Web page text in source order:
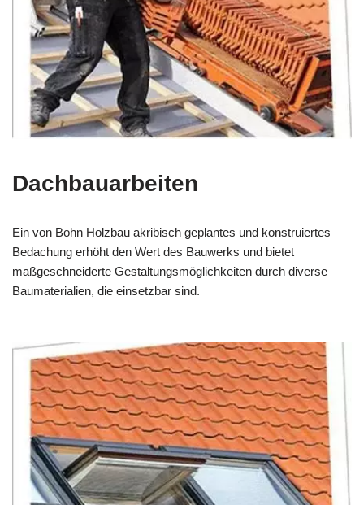
Dachbauarbeiten
Ein von Bohn Holzbau akribisch geplantes und konstruiertes
Bedachung erhöht den Wert des Bauwerks und bietet
maßgeschneiderte Gestaltungsmöglichkeiten durch diverse
Baumaterialien, die einsetzbar sind.